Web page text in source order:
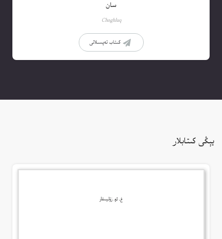
سان
Choghluq
كىتاب تەپسىلاتى
يېڭى كىتابلار